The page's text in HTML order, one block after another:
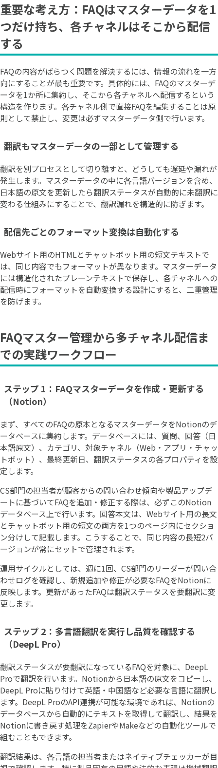
重要な考え方：FAQはマスターデータを1
つだけ持ち、各チャネルはそこから配信
する
FAQの内容がばらつく問題を解決するには、情報の流れを一方
向にすることが最も重要です。具体的には、FAQのマスターデ
ータを1か所に集約し、そこから各チャネルへ配信するという
構造を作ります。各チャネル側で直接FAQを編集することは原
則として禁止し、変更は必ずマスターデータ側で行います。
翻訳もマスターデータの一部として管理する
翻訳を別プロセスとして切り離すと、どうしても遅延や漏れが
発生します。マスターデータの中に各言語バージョンを含め、
日本語の原文を更新したら翻訳ステータスが自動的に未翻訳に
変わる仕組みにすることで、翻訳漏れを構造的に防ぎます。
配信先ごとのフォーマット変換は自動化する
Webサイト用のHTMLとチャットボット用の短文テキストで
は、同じ内容でもフォーマットが異なります。マスターデータ
には構造化されたプレーンテキストで保存し、各チャネルへの
配信時にフォーマットを自動変換する設計にすると、二重管理
を防げます。
FAQマスター管理から多チャネル配信ま
での実践ワークフロー
ステップ 1：FAQマスターデータを作成・更新する
（Notion）
まず、すべてのFAQの原本となるマスターデータをNotionのデ
ータベースに集約します。データベースには、質問、回答（日
本語原文）、カテゴリ、対象チャネル（Web・アプリ・チャッ
トボット）、最終更新日、翻訳ステータスの各プロパティを設
定します。
CS部門の担当者が顧客からの問い合わせ傾向や製品アップデ
ートに基づいてFAQを追加・修正する際は、必ずこのNotion
データベース上で行います。回答本文は、Webサイト用の長文
とチャットボット用の短文の両方を1つのページ内にセクショ
ン分けして記載します。こうすることで、同じ内容の長短2バ
ージョンが常にセットで管理されます。
運用サイクルとしては、週に1回、CS部門のリーダーが問い合
わせログを確認し、新規追加や修正が必要なFAQをNotionに
反映します。更新があったFAQは翻訳ステータスを要翻訳に変
更します。
ステップ 2：多言語翻訳を実行し品質を確認する
（DeepL Pro）
翻訳ステータスが要翻訳になっているFAQを対象に、DeepL
Proで翻訳を行います。Notionから日本語の原文をコピーし、
DeepL Proに貼り付けて英語・中国語など必要な言語に翻訳し
ます。DeepL ProのAPI連携が可能な環境であれば、Notionの
データベースから自動的にテキストを取得して翻訳し、結果を
Notionに書き戻す処理をZapierやMakeなどの自動化ツールで
組むこともできます。
翻訳結果は、各言語の担当者またはネイティブチェッカーが目